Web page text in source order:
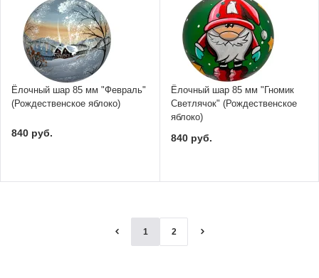
Ёлочный шар 85 мм "Февраль"
(Рождественское яблоко)
840 руб.
Ёлочный шар 85 мм "Гномик
Светлячок" (Рождественское
яблоко)
840 руб.
1 2